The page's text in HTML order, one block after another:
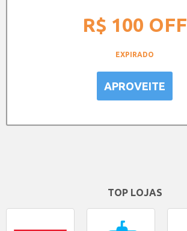
R$ 100 OFF
EXPIRADO
APROVEITE
TOP LOJAS